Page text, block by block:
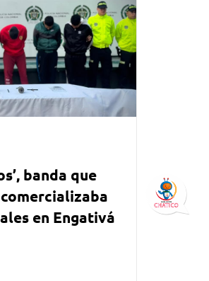
banda que
en Engativá